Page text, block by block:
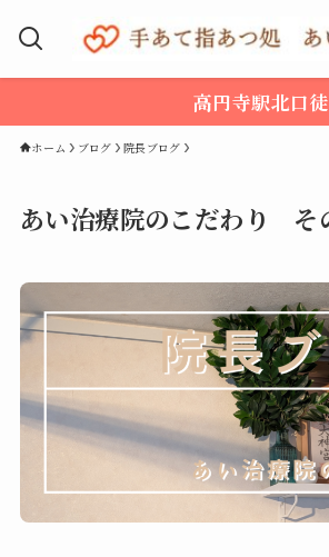
高円寺駅北口徒歩5分｜平日
ホーム ブログ 院長ブログ
あい治療院のこだわり そ